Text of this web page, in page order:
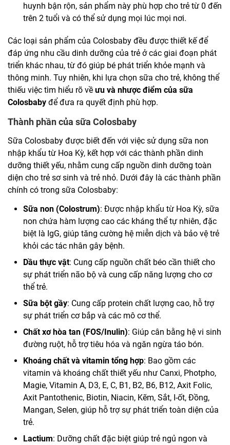
huynh bận rộn, sản phẩm này phù hợp cho trẻ từ 0 đến
trên 2 tuổi và có thể sử dụng mọi lúc mọi nơi.
Các loại sản phẩm của Colosbaby đều được thiết kế để
đáp ứng nhu cầu dinh dưỡng của trẻ ở các giai đoạn phát
triển khác nhau, từ đó giúp bé phát triển khỏe mạnh và
thông minh. Tuy nhiên, khi lựa chọn sữa cho trẻ, không thể
thiếu việc tìm hiểu rõ về ưu và nhược điểm của sữa
Colosbaby để đưa ra quyết định phù hợp.
Thành phần của sữa Colosbaby
Sữa Colosbaby được biết đến với việc sử dụng sữa non
nhập khẩu từ Hoa Kỳ, kết hợp với các thành phần dinh
dưỡng thiết yếu, nhằm cung cấp nguồn dinh dưỡng toàn
diện cho trẻ sơ sinh và trẻ nhỏ. Dưới đây là các thành phần
chính có trong sữa Colosbaby:
Sữa non (Colostrum): Được nhập khẩu từ Hoa Kỳ, sữa
non chứa hàm lượng cao các kháng thể tự nhiên, đặc
biệt là IgG, giúp tăng cường hệ miễn dịch và bảo vệ trẻ
khỏi các tác nhân gây bệnh.
Dầu thực vật: Cung cấp nguồn chất béo cần thiết cho
sự phát triển não bộ và cung cấp năng lượng cho cơ
thể trẻ.
Sữa bột gầy: Cung cấp protein chất lượng cao, hỗ trợ
sự phát triển cơ bắp và các mô cơ thể.
Chất xơ hòa tan (FOS/Inulin): Giúp cân bằng hệ vi sinh
đường ruột, hỗ trợ tiêu hóa và ngăn ngừa táo bón.
Khoáng chất và vitamin tổng hợp: Bao gồm các
vitamin và khoáng chất thiết yếu như Canxi, Photpho,
Magie, Vitamin A, D3, E, C, B1, B2, B6, B12, Axit Folic,
Axit Pantothenic, Biotin, Niacin, Kẽm, Sắt, I-ốt, Đồng,
Mangan, Selen, giúp hỗ trợ sự phát triển toàn diện của
trẻ.
Lactium: Dưỡng chất đặc biệt giúp trẻ ngủ ngon và